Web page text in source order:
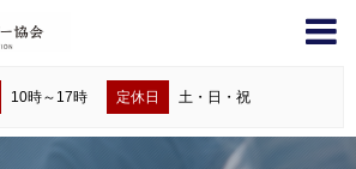
10時～17時 定休日 土・日・祝